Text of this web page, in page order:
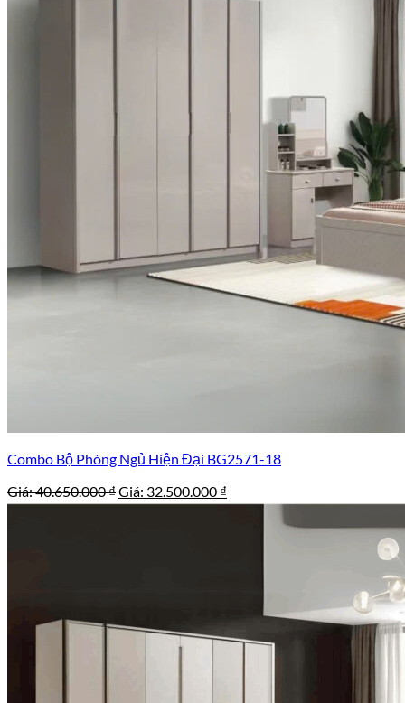
Combo Bộ Phòng Ngủ Hiện Đại BG2571-18
Giá:40.650.000₫Giá
gốc
Giá: 32.500.000 ₫
hiện